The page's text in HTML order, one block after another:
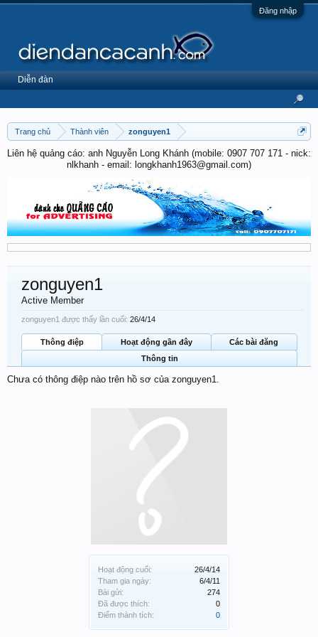
Đăng nhập
Trang chủ Thành viên zonguyen1
Liên hệ quảng cáo: anh Nguyễn Long Khánh (mobile: 0907 707 171 - nick:
nlkhanh - email: longkhanh1963@gmail.com)
Hoạt động cuối:
26/4/14
Tham gia ngày:
6/4/11
Bài gửi:
274
Đã được thích:
0
Điểm thành tích:
0
zonguyen1
Active Member
zonguyen1 được thấy lần cuối: 26/4/14
Thông điệp Hoạt động gần đây
Các bài đăng
Thông tin
Chưa có thông điệp nào trên hồ sơ của zonguyen1.
Diễn đàn